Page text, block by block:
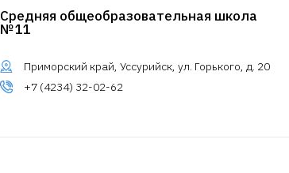
Средняя общеобразовательная школа
№11
Приморский край, Уссурийск, ул. Горького, д. 20
+7 (4234) 32-02-62